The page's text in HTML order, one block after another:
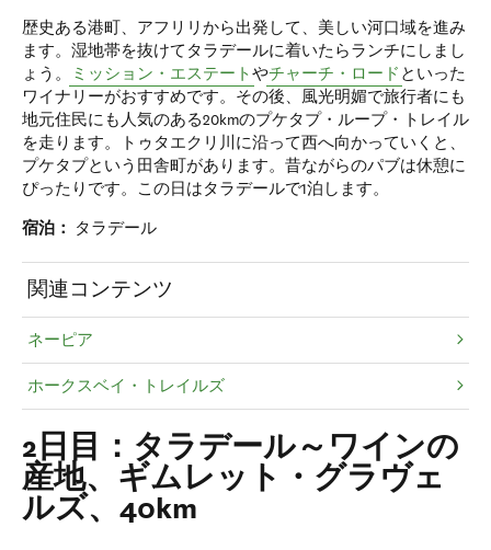
歴史ある港町、アフリリから出発して、美しい河口域を進み
ます。湿地帯を抜けてタラデールに着いたらランチにしまし
ょう。
ミッション・エステートやチャーチ・ロード といった
ワイナリーがおすすめです。その後、風光明媚で旅行者にも
地元住民にも人気のある20kmのプケタプ・ループ・トレイル
を走ります。トゥタエクリ川に沿って西へ向かっていくと、
プケタプという田舎町があります。昔ながらのパブは休憩に
ぴったりです。この日はタラデールで1泊します。
宿泊： タラデール
関連コンテンツ
ネーピア
ホークスベイ・トレイルズ
2日目：タラデール～ワインの
産地、ギムレット・グラヴェ
ルズ、40km